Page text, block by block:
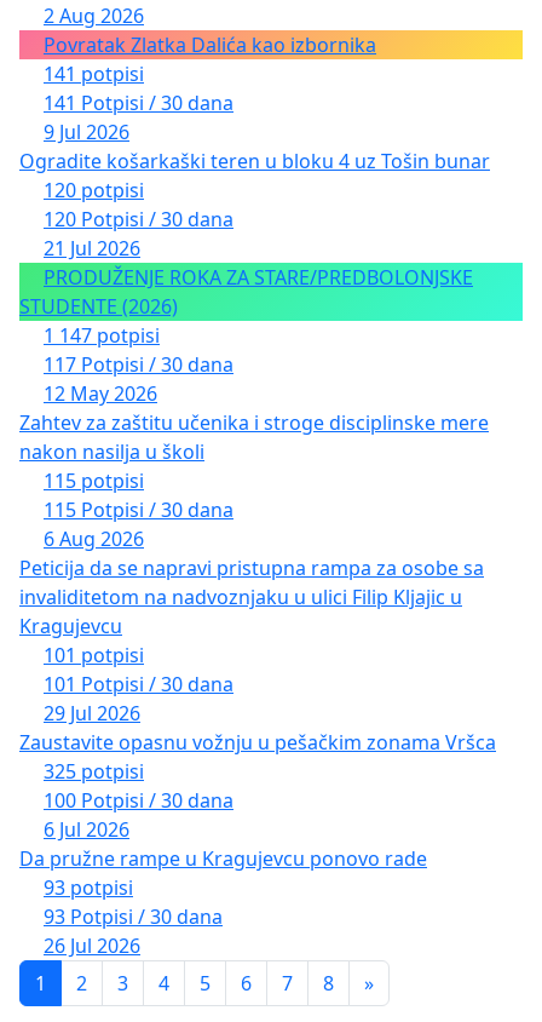
2 Aug 2026
Povratak Zlatka Dalića kao izbornika
141 potpisi
141 Potpisi / 30 dana
9 Jul 2026
Ogradite košarkaški teren u bloku 4 uz Tošin bunar
120 potpisi
120 Potpisi / 30 dana
21 Jul 2026
PRODUŽENJE ROKA ZA STARE/PREDBOLONJSKE
STUDENTE (2026)
1 147 potpisi
117 Potpisi / 30 dana
12 May 2026
Zahtev za zaštitu učenika i stroge disciplinske mere
nakon nasilja u školi
115 potpisi
115 Potpisi / 30 dana
6 Aug 2026
Peticija da se napravi pristupna rampa za osobe sa
invaliditetom na nadvoznjaku u ulici Filip Kljajic u
Kragujevcu
101 potpisi
101 Potpisi / 30 dana
29 Jul 2026
Zaustavite opasnu vožnju u pešačkim zonama Vršca
325 potpisi
100 Potpisi / 30 dana
6 Jul 2026
Da pružne rampe u Kragujevcu ponovo rade
93 potpisi
93 Potpisi / 30 dana
26 Jul 2026
1
2 3 4 5 6 7 8 »